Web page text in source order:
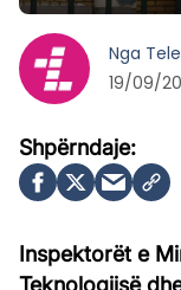
Inspektorët e
Teknologjisë
Nga
19/09/